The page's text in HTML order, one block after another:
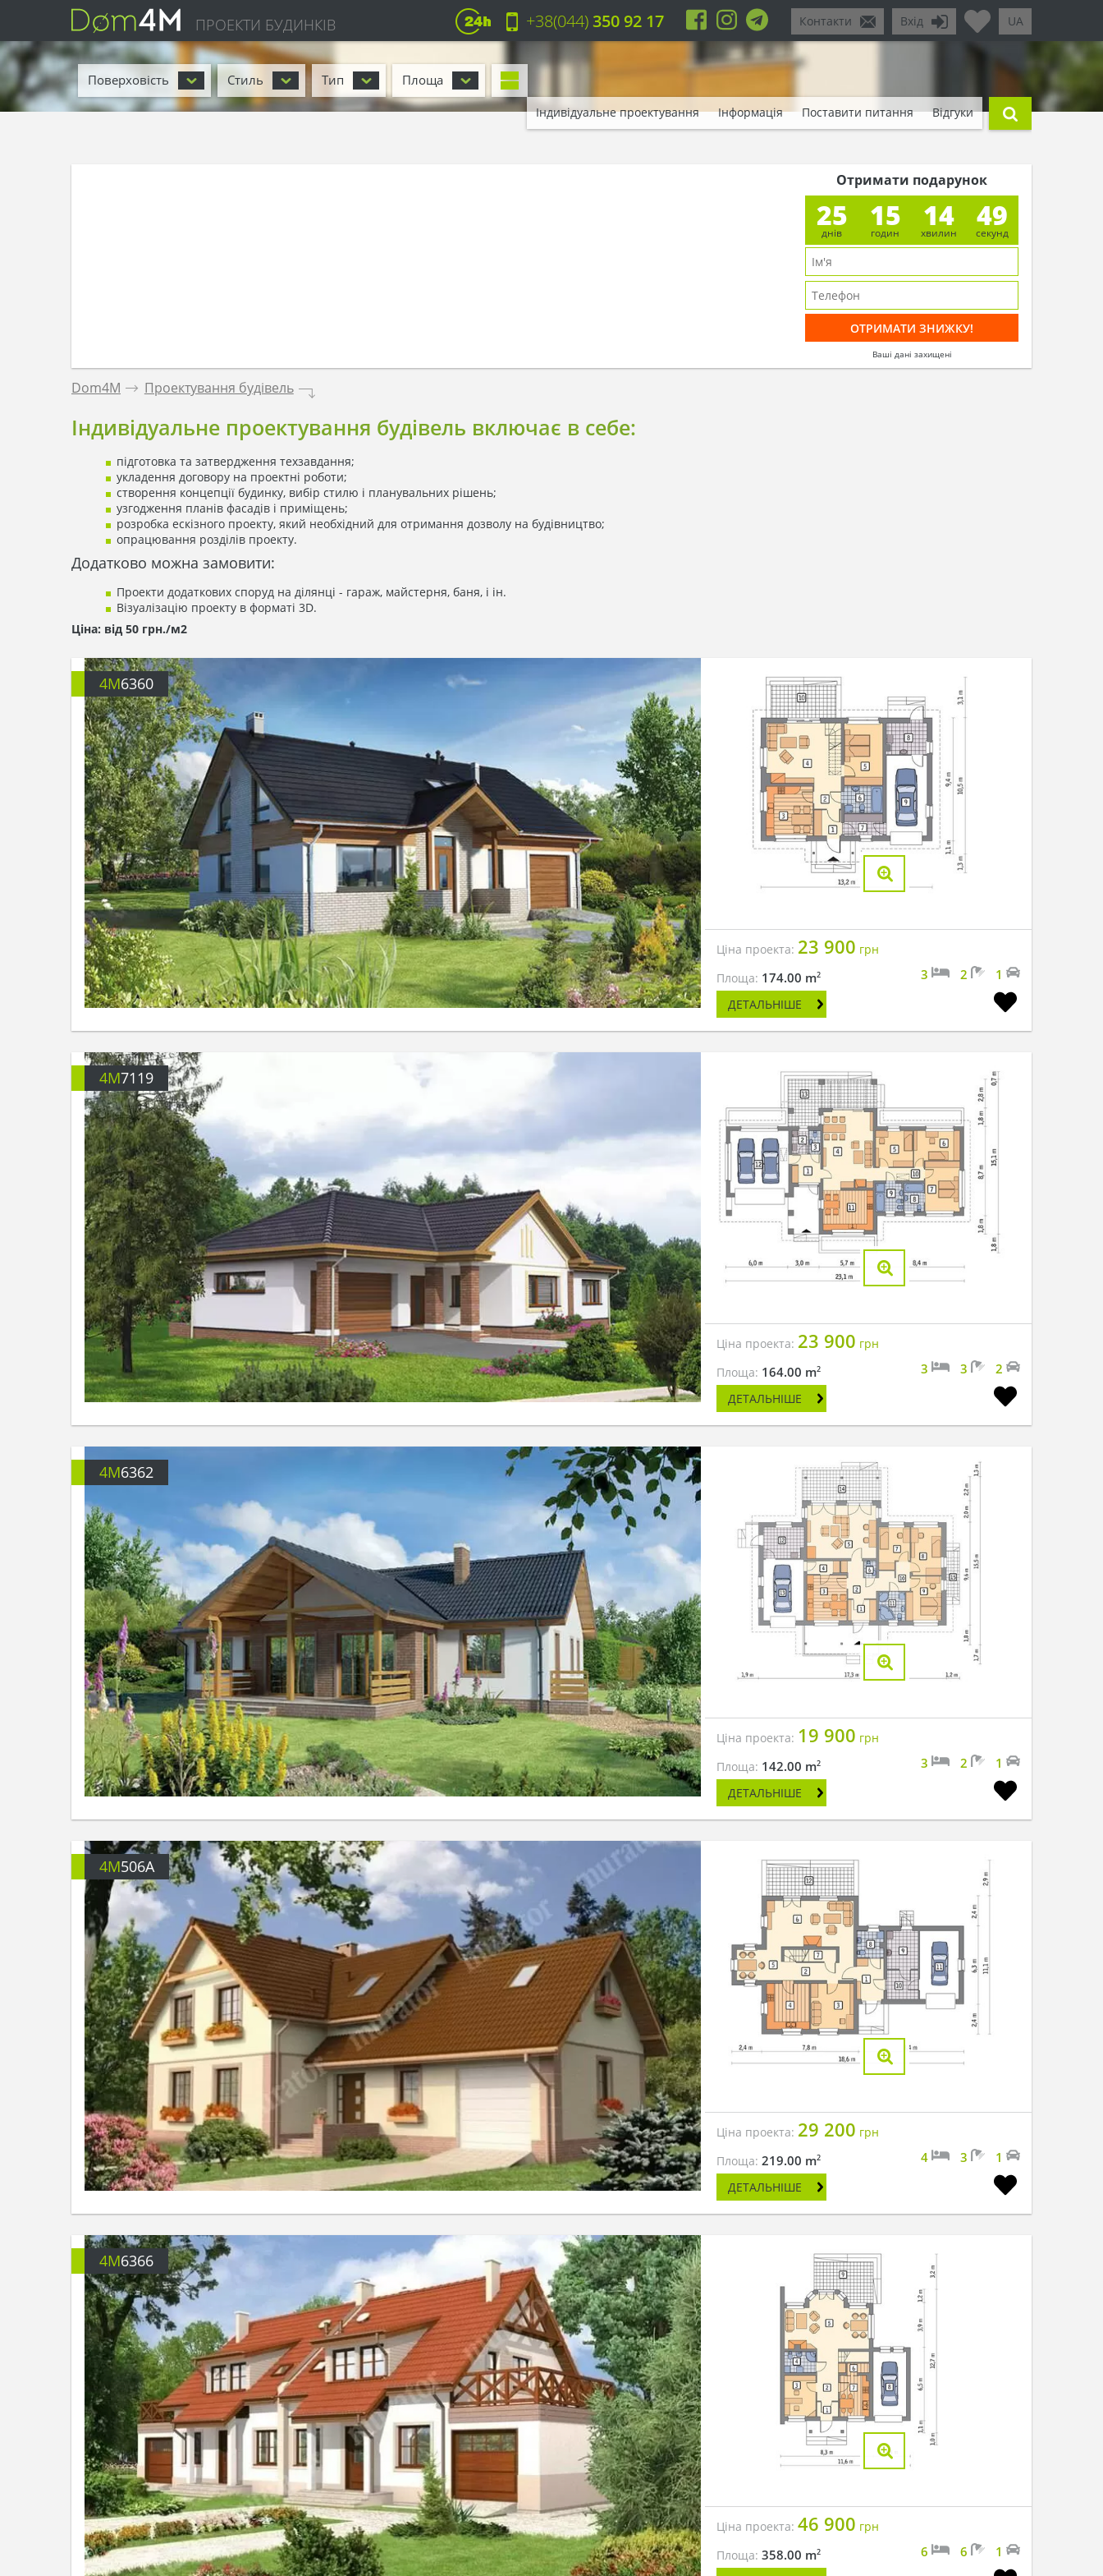
ПРОЕКТИ БУДИНКІВ UA
Вхід
Контакти
+38(044)350 92 17
Поверховість Стиль Тип Площа
Індивідуальне проектування Інформація Поставити питання Відгуки
Отримати подарунок
25
днів
15
годин
14
хвилин
47
секунд
Ваші дані захищені
Dom4M . Проектування будівель .
Індивідуальне проектування будівель включає в себе:
підготовка та затвердження техзавдання;
укладення договору на проектні роботи;
створення концепції будинку, вибір стилю і планувальних рішень;
узгодження планів фасадів і приміщень;
розробка ескізного проекту, який необхідний для отримання дозволу на будівництво;
опрацювання розділів проекту.
Додатково можна замовити:
Проекти додаткових споруд на ділянці - гараж, майстерня, баня, і ін.
Візуалізацію проекту в форматі 3D.
Ціна: від 50 грн./м2
4M6360
Ціна проекта: 23 900 грн
Площа: 174.00 m2 3 2 1
ДЕТАЛЬНІШЕ
4M7119
Ціна проекта: 23 900 грн
Площа: 164.00 m2 3 3 2
ДЕТАЛЬНІШЕ
4M6362
Ціна проекта: 19 900 грн
Площа: 142.00 m2 3 2 1
ДЕТАЛЬНІШЕ
4M506A
Ціна проекта: 29 200 грн
Площа:219.00 m2 4 3 1
ДЕТАЛЬНІШЕ
4M6366
Ціна проекта:46 900 грн
Площа:358.00 m2 6 6 1